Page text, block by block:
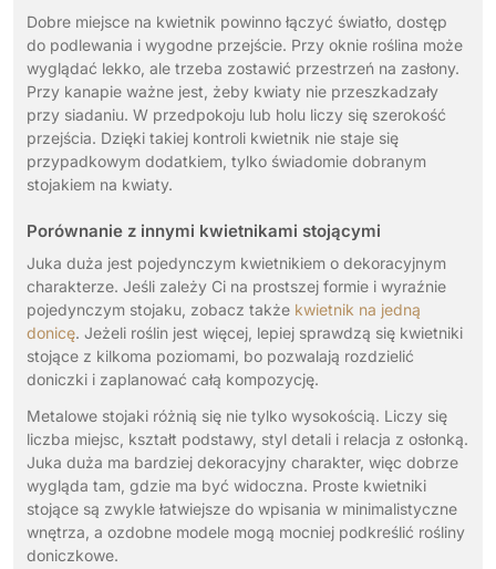
Dobre miejsce na kwietnik powinno łączyć światło, dostęp
do podlewania i wygodne przejście. Przy oknie roślina może
wyglądać lekko, ale trzeba zostawić przestrzeń na zasłony.
Przy kanapie ważne jest, żeby kwiaty nie przeszkadzały
przy siadaniu. W przedpokoju lub holu liczy się szerokość
przejścia. Dzięki takiej kontroli kwietnik nie staje się
przypadkowym dodatkiem, tylko świadomie dobranym
stojakiem na kwiaty.
Porównanie z innymi kwietnikami stojącymi
Juka duża jest pojedynczym kwietnikiem o dekoracyjnym
charakterze. Jeśli zależy Ci na prostszej formie i wyraźnie
pojedynczym stojaku, zobacz także kwietnik na jedną
donicę. Jeżeli roślin jest więcej, lepiej sprawdzą się kwietniki
stojące z kilkoma poziomami, bo pozwalają rozdzielić
doniczki i zaplanować całą kompozycję.
Metalowe stojaki różnią się nie tylko wysokością. Liczy się
liczba miejsc, kształt podstawy, styl detali i relacja z osłonką.
Juka duża ma bardziej dekoracyjny charakter, więc dobrze
wygląda tam, gdzie ma być widoczna. Proste kwietniki
stojące są zwykle łatwiejsze do wpisania w minimalistyczne
wnętrza, a ozdobne modele mogą mocniej podkreślić rośliny
doniczkowe.